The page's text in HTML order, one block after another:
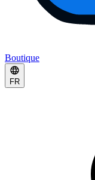
Boutique
FR